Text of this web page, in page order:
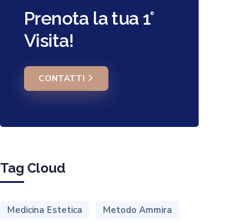
Prenota la tua 1°
Visita!
CONTATTI
Tag Cloud
Medicina Estetica
Metodo Ammira